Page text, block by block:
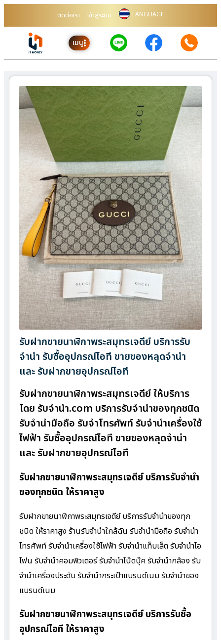
ติดต่อเรา เข้าสู่ระบบ LANGUAGE
เมนู
รับฝากขายนาฬิกาพระสมุทรเจดีย์ บริการรับ
จำนำ รับซื้ออุปกรณ์ไอที ขายของหลุดจำนำ
และ รับฝากขายอุปกรณ์ไอที
รับฝากขายนาฬิกาพระสมุทรเจดีย์ ให้บริการ
โดย รับจํานํา.com บริการรับจำนำของทุกชนิด
รับจำนำมือถือ รับจำโทรศัพท์ รับจำนำเครื่องใช้
ไฟฟ้า รับซื้ออุปกรณ์ไอที ขายของหลุดจำนำ
และ รับฝากขายอุปกรณ์ไอที
รับฝากขายนาฬิกาพระสมุทรเจดีย์ บริการรับจำนำ
ของทุกชนิด ให้ราคาสูง
รับฝากขายนาฬิกาพระสมุทรเจดีย์ บริการรับจำนำของทุก
ชนิด ให้ราคาสูง ร้านรับจํานําใกล้ฉัน รับจำนำมือถือ รับจำนำ
โทรศัพท์ รับจำนำเครื่องใช้ไฟฟ้า รับจำนำแท็บเล็ต รับจำนำไอ
โฟน รับจำนำคอมพิวเตอร์ รับจำนำโน๊ตบุ๊ค รับจำนำกล้อง รับ
จำนำเครื่องประดับ รับจำนำกระเป๋าแบรนด์เนม รับจำนำของ
แบรนด์เนม
รับฝากขายนาฬิกาพระสมุทรเจดีย์ บริการรับซื้อ
อุปกรณ์ไอที ให้ราคาสูง